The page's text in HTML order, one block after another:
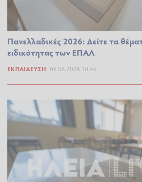
Πανελλαδικές 2026: Δείτε τα
ειδικότητας των ΕΠΑΛ
ΕΚΠΑΊΔΕΥΣΗ 09.06.2026 10:46